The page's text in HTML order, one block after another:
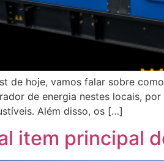
de hoje, vamos falar sobre
de energia nestes locais,
Além disso, os […]
item principal